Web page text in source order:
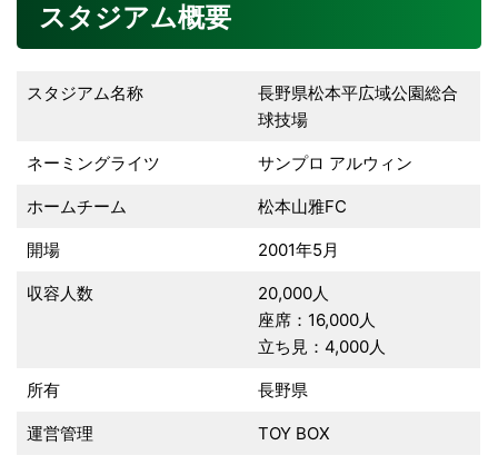
スタジアム概要
スタジアム名称
長野県松本平広域公園総合
球技場
ネーミングライツ サンプロ アルウィン
ホームチーム 松本山雅FC
開場 2001年5月
収容人数
20,000人
座席：16,000人
立ち見：4,000人
所有 長野県
運営管理 TOY BOX